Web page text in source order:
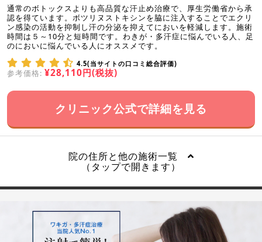
通常のボトックスよりも高品質な汗止め治療で、厚生労働省から承
認を得ています。ボツリヌストキシンを脇に注入することでエクリ
ン感染の活動を抑制し汗の分泌を抑えてにおいを軽減します。施術
時間は５～10分と短時間です。わきが・多汗症に悩んでいる人、足
のにおいに悩んでいる人にオススメです。
4.5(当サイトの口コミ総合評価)
参考価格: ¥28,110円(税抜)
クリニック公式で詳細を見る
院の住所と他の施術一覧
（タップで開きます）